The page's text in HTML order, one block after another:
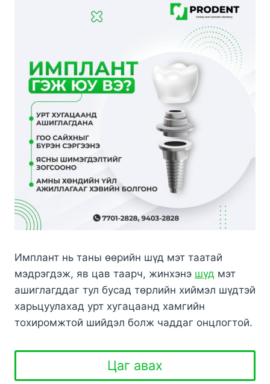
Имплант нь таны өөрийн шүд мэт таатай
мэдрэгдэж, яв цав таарч, жинхэнэ шүд мэт
ашиглагддаг тул бусад төрлийн хиймэл шүдтэй
харьцуулахад урт хугацаанд хамгийн
тохиромжтой шийдэл болж чаддаг онцлогтой.
Цаг авах